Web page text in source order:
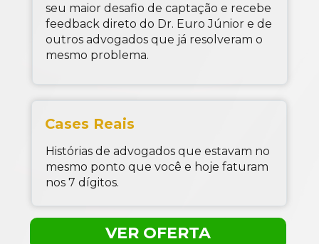
seu maior desafio de captação e recebe
feedback direto do Dr. Euro Júnior e de
outros advogados que já resolveram o
mesmo problema.
Cases Reais
Histórias de advogados que estavam no
mesmo ponto que você e hoje faturam
nos 7 dígitos.
VER OFERTA